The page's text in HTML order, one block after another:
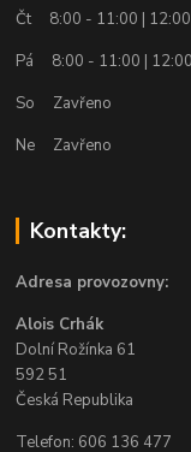
Čt 8:00 - 11:00 |
Pá 8:00 - 11:00 |
So Zavřeno
Ne Zavřeno
Kontakty:
Adresa provozovny:
Alois Crhák
Dolní Rožínka 61
592 51
Česká Republika
Telefon: 606 136 477